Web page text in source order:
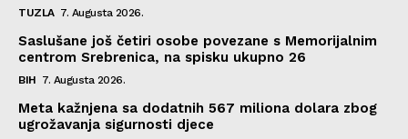
TUZLA 7. Augusta 2026.
Saslušane još četiri osobe povezane s Memorijalnim
centrom Srebrenica, na spisku ukupno 26
BIH 7. Augusta 2026.
Meta kažnjena sa dodatnih 567 miliona dolara zbog
ugrožavanja sigurnosti djece